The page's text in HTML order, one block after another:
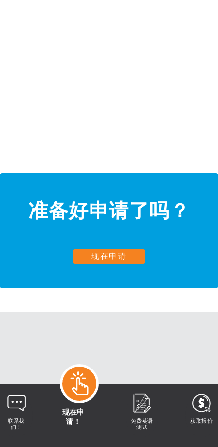
联系我
们！
获取报价
免费英语
测试
现在申
请！
准备好申请了吗？
现在申请
索取更多信息
与顾问联